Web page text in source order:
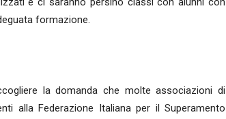
formazione.
la domanda che molte associazioni di
alla Federazione Italiana per il Superamento